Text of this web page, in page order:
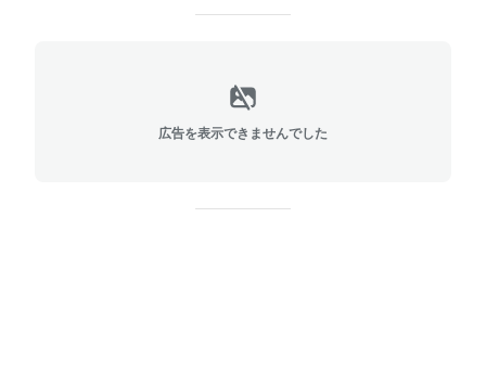
広告を表示できませんでした